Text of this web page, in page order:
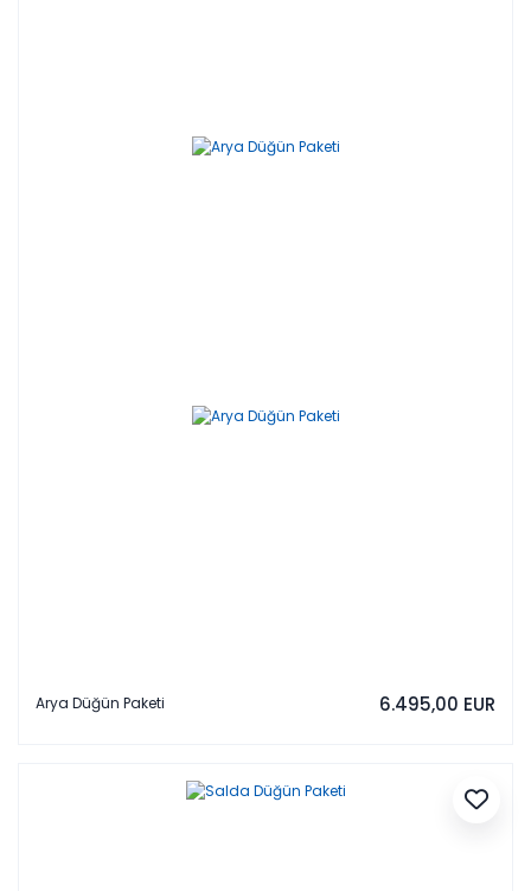
Arya Düğün Paketi 6.495,00 EUR